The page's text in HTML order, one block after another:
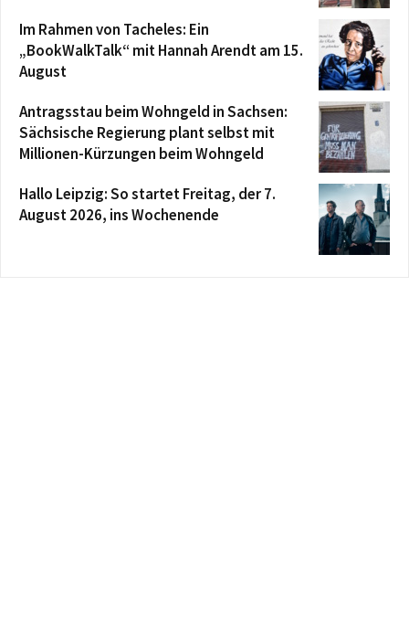
Im Rahmen von Tacheles: Ein
„BookWalkTalk“ mit Hannah Arendt am 15.
August
Antragsstau beim Wohngeld in Sachsen:
Sächsische Regierung plant selbst mit
Millionen-Kürzungen beim Wohngeld
Hallo Leipzig: So startet Freitag, der 7.
August 2026, ins Wochenende